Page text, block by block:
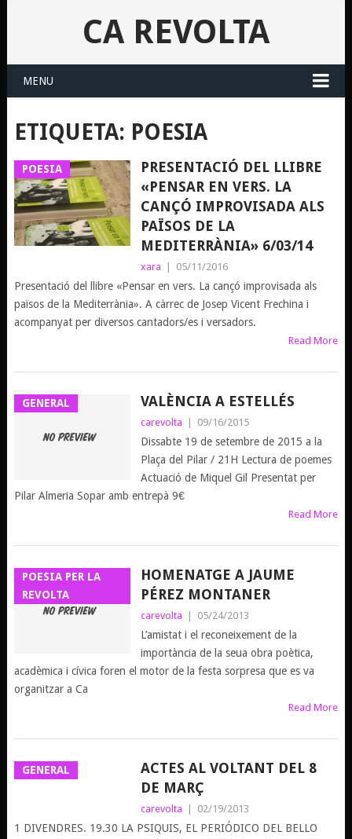
CA REVOLTA
MENU
ETIQUETA: POESIA
POESIA
PRESENTACIÓ DEL LLIBRE
«PENSAR EN VERS. LA
CANÇÓ IMPROVISADA ALS
PAÏSOS DE LA
MEDITERRÀNIA» 6/03/14
xara 05/11/2016
Presentació del llibre «Pensar en vers. La cançó improvisada als
països de la Mediterrània». A càrrec de Josep Vicent Frechina i
acompanyat per diversos cantadors/es i versadors.
Read More
GENERAL VALÈNCIA A ESTELLÉS
carevolta 09/16/2015
Dissabte 19 de setembre de 2015 a la
Plaça del Pilar / 21H Lectura de poemes
Actuació de Miquel Gil Presentat per
Pilar Almeria Sopar amb entrepà 9€
Read More
POESIA PER LA
REVOLTA
HOMENATGE A JAUME
PÉREZ MONTANER
carevolta 05/24/2013
L’amistat i el reconeixement de la
importància de la seua obra poètica,
acadèmica i cívica foren el motor de la festa sorpresa que es va
organitzar a Ca
Read More
GENERAL
ACTES AL VOLTANT DEL 8
DE MARÇ
carevolta 02/19/2013
1 DIVENDRES. 19.30 LA PSIQUIS, EL PERIÓDICO DEL BELLO